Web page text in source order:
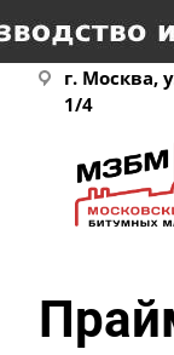
г. Москва,
1/4